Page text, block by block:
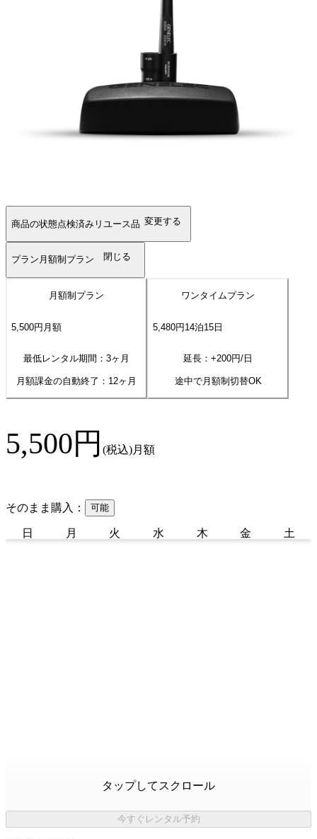
商品の状態点検済みリユース品 変更する
プラン 月額制プラン 閉じる
月額制プラン
5,500円 月額
最低レンタル期間：3ヶ月
月額課金の自動終了： 12ヶ月
ワンタイムプラン
5,480円14泊15日
延長：+200円/日
途中で月額制切替OK
5,500円 (税込)月額
そのまま購入： 可能
日 月 火 水 木 金 土
タップしてスクロール
今すぐレンタル予約